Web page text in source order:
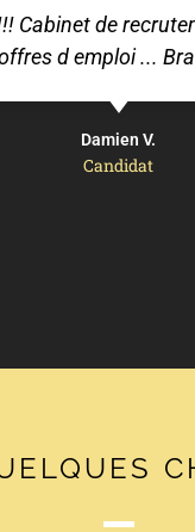
Cabinet de
d emploi ...
Damien V.
Candidat